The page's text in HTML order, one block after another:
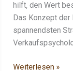
hilft, den Wert
Das Konzept der
spannendsten
Weiterlesen »